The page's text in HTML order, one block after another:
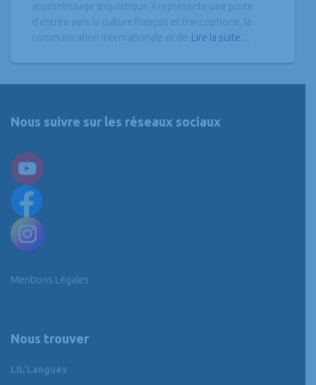
apprentissage linguistique. Il représente une porte
d’entrée vers la culture français et francophone, la
communication internationale et de Lire la suite…
Nous suivre sur les réseaux sociaux
Mentions Légales
Nous trouver
LiL’Langues